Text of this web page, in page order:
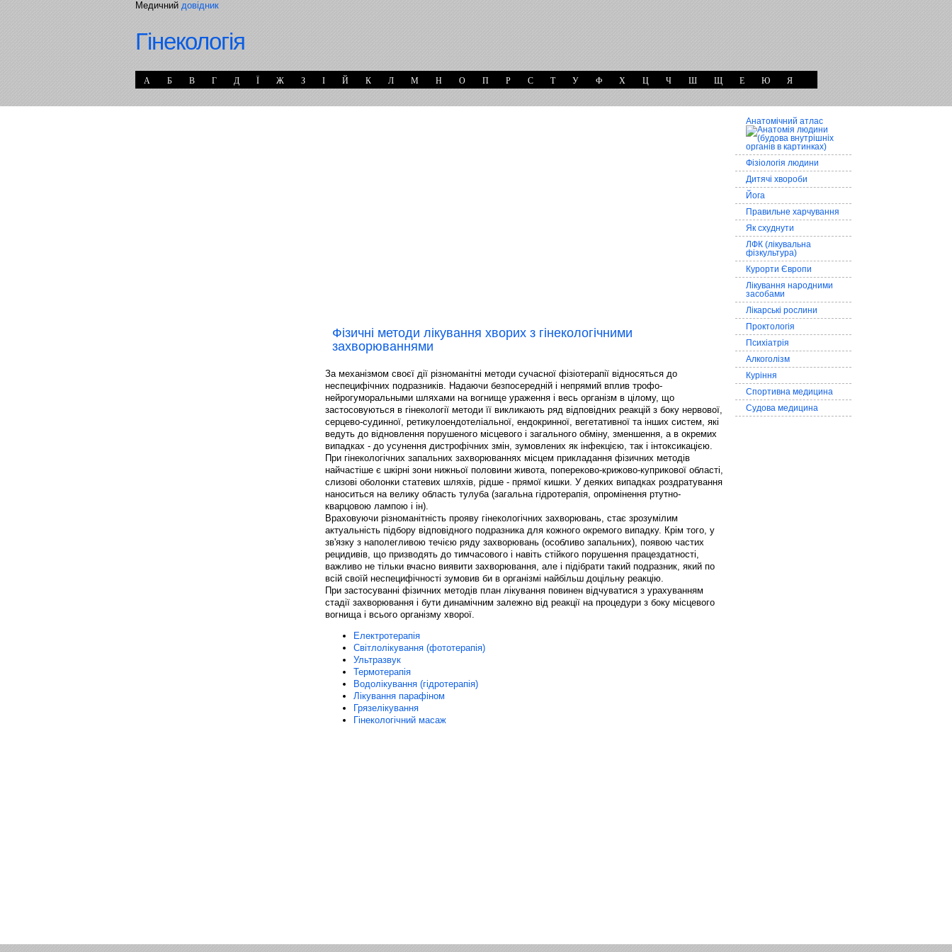
Медичнийдовідник
Гінекологія
А Б В Г Д Ї Ж З І Й К Л М Н О П Р С Т У Ф Х Ц Ч Ш Щ Е Ю Я
Фізичні методи лікування хворих з гінекологічними
захворюваннями
За механізмом своєї дії різноманітні методи сучасної фізіотерапії відносяться до
неспецифічних подразників. Надаючи безпосередній і непрямий вплив трофо-
нейрогуморальными шляхами на вогнище ураження і весь організм в цілому, що
застосовуються в гінекології методи її викликають ряд відповідних реакцій з боку нервової,
серцево-судинної, ретикулоендотеліальної, ендокринної, вегетативної та інших систем, які
ведуть до відновлення порушеного місцевого і загального обміну, зменшення, а в окремих
випадках - до усунення дистрофічних змін, зумовлених як інфекцією, так і інтоксикацією.
При гінекологічних запальних захворюваннях місцем прикладання фізичних методів
найчастіше є шкірні зони нижньої половини живота, попереково-крижово-куприкової області,
слизові оболонки статевих шляхів, рідше - прямої кишки. У деяких випадках роздратування
наноситься на велику область тулуба (загальна гідротерапія, опромінення ртутно-
кварцовою лампою і ін).
Враховуючи різноманітність прояву гінекологічних захворювань, стає зрозумілим
актуальність підбору відповідного подразника для кожного окремого випадку. Крім того, у
зв'язку з наполегливою течією ряду захворювань (особливо запальних), появою частих
рецидивів, що призводять до тимчасового і навіть стійкого порушення працездатності,
важливо не тільки вчасно виявити захворювання, але і підібрати такий подразник, який по
всій своїй неспецифічності зумовив би в організмі найбільш доцільну реакцію.
При застосуванні фізичних методів план лікування повинен відчуватися з урахуванням
стадії захворювання і бути динамічним залежно від реакції на процедури з боку місцевого
вогнища і всього організму хворої.
Електротерапія
Світлолікування (фототерапія)
Ультразвук
Термотерапія
Водолікування (гідротерапія)
Лікування парафіном
Грязелікування
Гінекологічний масаж
Анатомічний атлас
Фізіологія людини
Дитячі хвороби
Йога
Правильне харчування
Як схуднути
ЛФК (лікувальна
фізкультура)
Курорти Європи
Лікування народними
засобами
Лікарські рослини
Проктологія
Психіатрія
Алкоголізм
Куріння
Спортивна медицина
Судова медицина